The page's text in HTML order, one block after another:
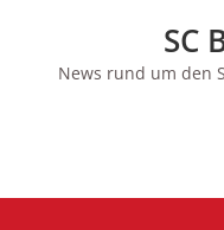
SC
News rund um den